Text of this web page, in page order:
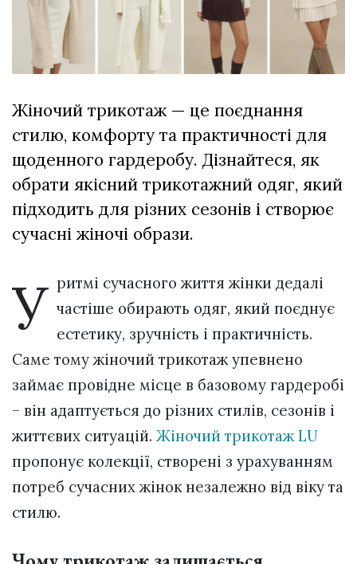
залишив у
Луцьку
27 Липня 2026
728 переглядів
Всі розділи
Персона
Лайф
Афіша
ZONE 18+
Контакти
Жіночий трикотаж — це поєднання
стилю, комфорту та практичності для
щоденного гардеробу. Дізнайтеся, як
обрати якісний трикотажний одяг, який
підходить для різних сезонів і створює
сучасні жіночі образи.
У ритмі сучасного життя жінки дедалі
частіше обирають одяг, який поєднує
естетику, зручність і практичність.
Саме тому жіночий трикотаж упевнено
займає провідне місце в базовому гардеробі
– він адаптується до різних стилів, сезонів і
життєвих ситуацій. Жіночий трикотаж LU
пропонує колекції, створені з урахуванням
потреб сучасних жінок незалежно від віку та
стилю.